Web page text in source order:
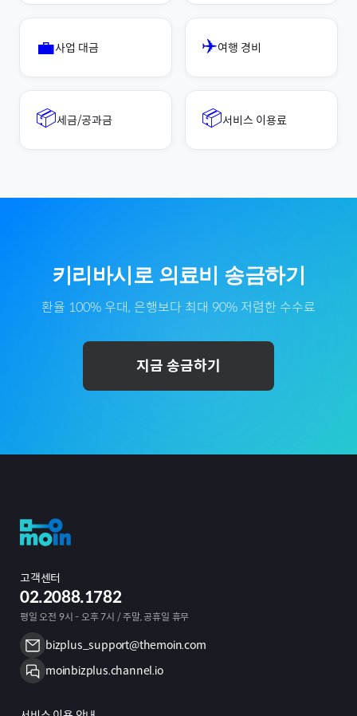
💼사업 대금 ✈️여행 경비
📦세금/공과금 📦서비스 이용료
키리바시 로 의료비 송금하기
환율 100% 우대, 은행보다 최대 90% 저렴한 수수료
지금 송금하기
고객센터
02.2088.1782
평일 오전 9시 - 오후 7시 / 주말, 공휴일 휴무
bizplus_support@themoin.com
moinbizplus.channel.io